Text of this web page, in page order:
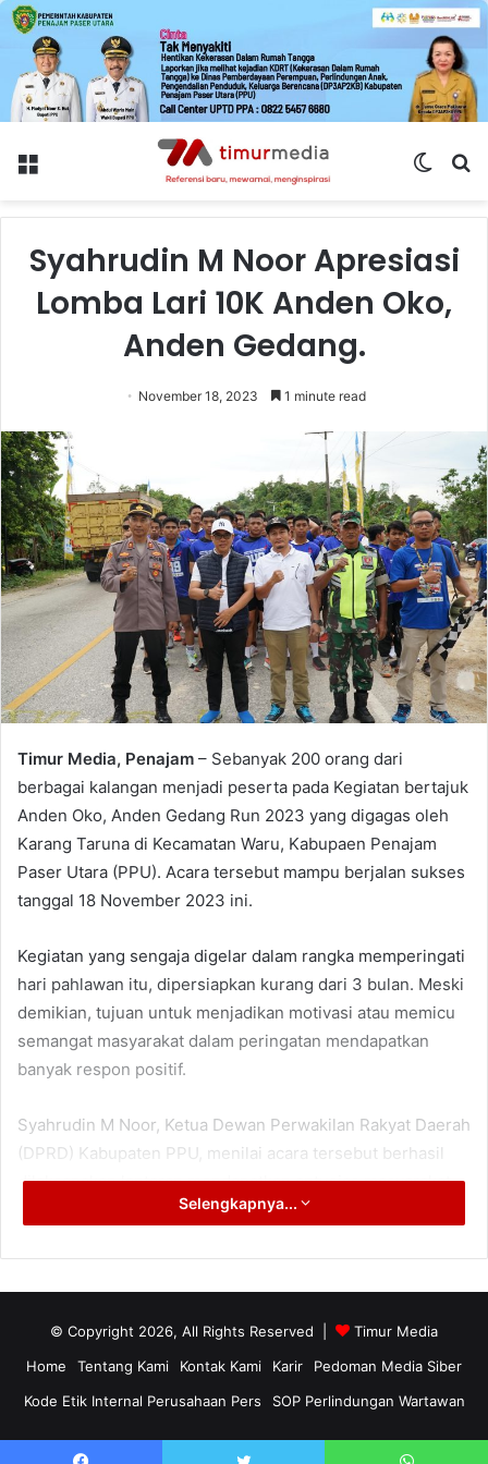
Menu
Switch
Syahrudin M Noor Apresiasi
Lomba Lari 10K Anden Oko,
Anden Gedang.
November 18, 2023 1 minute read
Timur Media, Penajam – Sebanyak 200 orang dari
berbagai kalangan menjadi peserta pada Kegiatan bertajuk
Anden Oko, Anden Gedang Run 2023 yang digagas oleh
Karang Taruna di Kecamatan Waru, Kabupaen Penajam
Paser Utara (PPU). Acara tersebut mampu berjalan sukses
tanggal 18 November 2023 ini.
Kegiatan yang sengaja digelar dalam rangka memperingati
hari pahlawan itu, dipersiapkan kurang dari 3 bulan. Meski
demikian, tujuan untuk menjadikan motivasi atau memicu
semangat masyarakat dalam peringatan mendapatkan
banyak respon positif.
Syahrudin M Noor, Ketua Dewan Perwakilan Rakyat Daerah
(DPRD) Kabupaten PPU, menilai acara tersebut berhasil
dilaksanakan lantaran mendapatkan antusias masyarakat
hadir dan berpartisipasi dalam kegiatan tersebut.
“Saya kira animo masyarakat cukup tinggi, disana mulai
bermunculan talent-talent atau bibit olahragawan,
walaupun tidak mempersiapkan waktu yang cukup lama,”
Menurut perwakilan Lembaga Legislatif Daerah Pemilihan
Selengkapnya...
© Copyright 2026, All Rights Reserved |
Timur Media
Home
Tentang Kami Kontak Kami Karir
Pedoman Media Siber
Kode Etik Internal Perusahaan Pers
SOP Perlindungan Wartawan